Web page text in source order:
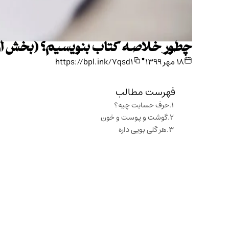
چطور خلاصه کتاب بنویسیم؟ (بخش
۱۸ مهر ۱۳۹۹ •
https://bpl.ink/7qsd1
فهرست مطالب
حرف حسابت چیه؟
گوشت و پوست و خون
هر گلی بویی داره